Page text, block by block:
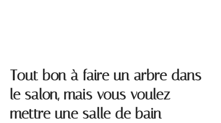
Tout bon à faire un arbre dans
le salon, mais vous voulez
mettre une salle de bain